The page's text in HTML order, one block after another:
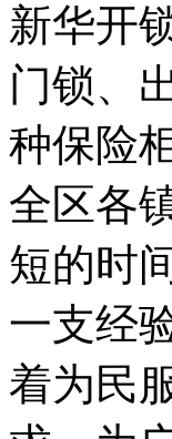
新华开
门锁、
种保险
全区各
短的时
一支经
着为民